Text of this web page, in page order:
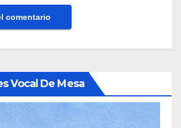
Vocal De Mesa